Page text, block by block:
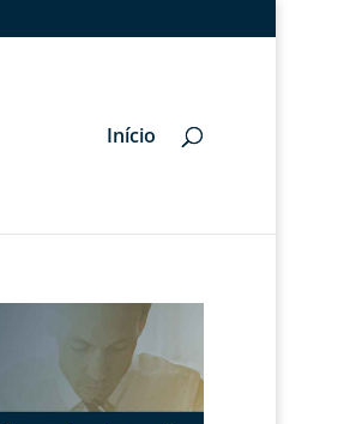
Início